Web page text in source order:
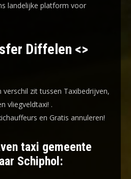
landelijke platform voor
Diffelen <>
verschil zit tussen Taxibedrijven,
vliegveldtaxi! .
en Gratis annuleren!
taxi gemeente
Schiphol: